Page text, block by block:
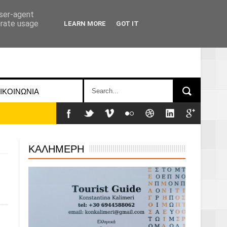
ΚΑΛΗΜΕΡΗ
agent
usage
LEARN MORE GOT IT